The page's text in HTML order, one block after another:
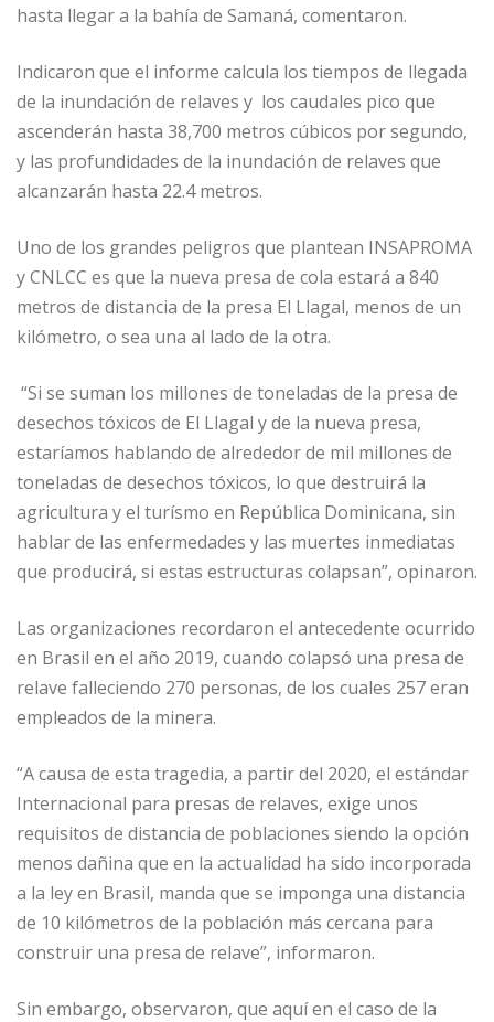
hasta llegar a la bahía de Samaná, comentaron.
Indicaron que el informe calcula los tiempos de llegada
de la inundación de relaves y los caudales pico que
ascenderán hasta 38,700 metros cúbicos por segundo,
y las profundidades de la inundación de relaves que
alcanzarán hasta 22.4 metros.
Uno de los grandes peligros que plantean INSAPROMA
y CNLCC es que la nueva presa de cola estará a 840
metros de distancia de la presa El Llagal, menos de un
kilómetro, o sea una al lado de la otra.
“Si se suman los millones de toneladas de la presa de
desechos tóxicos de El Llagal y de la nueva presa,
estaríamos hablando de alrededor de mil millones de
toneladas de desechos tóxicos, lo que destruirá la
agricultura y el turísmo en República Dominicana, sin
hablar de las enfermedades y las muertes inmediatas
que producirá, si estas estructuras colapsan”, opinaron.
Las organizaciones recordaron el antecedente ocurrido
en Brasil en el año 2019, cuando colapsó una presa de
relave falleciendo 270 personas, de los cuales 257 eran
empleados de la minera.
“A causa de esta tragedia, a partir del 2020, el estándar
Internacional para presas de relaves, exige unos
requisitos de distancia de poblaciones siendo la opción
menos dañina que en la actualidad ha sido incorporada
a la ley en Brasil, manda que se imponga una distancia
de 10 kilómetros de la población más cercana para
construir una presa de relave”, informaron.
Sin embargo, observaron, que aquí en el caso de la